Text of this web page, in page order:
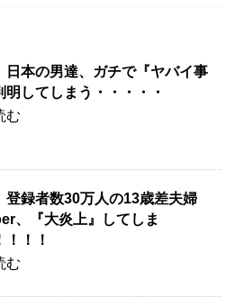
日本の男達、ガチで『ヤバイ事
明してしまう・・・・・
む
登録者数30万人の13歳差夫婦
、『大炎上』してしま
！！！
む